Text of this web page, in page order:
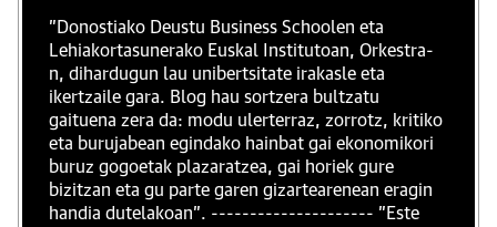
"Donostiako Deustu Business Schoolen eta
Lehiakortasunerako Euskal Institutoan, Orkestra-
n, dihardugun lau unibertsitate irakasle eta
ikertzaile gara. Blog hau sortzera bultzatu
gaituena zera da: modu ulerterraz, zorrotz, kritiko
eta burujabean egindako hainbat gai ekonomikori
buruz gogoetak plazaratzea, gai horiek gure
bizitzan eta gu parte garen gizartearenean eragin
handia dutelakoan". --------------------- "Este